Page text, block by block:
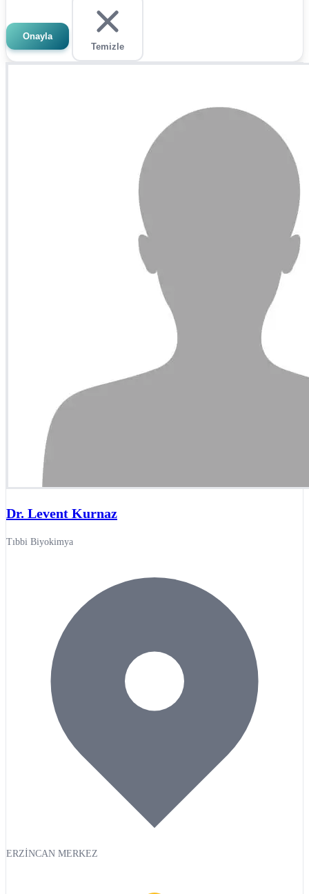
Onayla
Temizle
Dr. Levent Kurnaz
Tıbbi Biyokimya
ERZİNCAN MERKEZ